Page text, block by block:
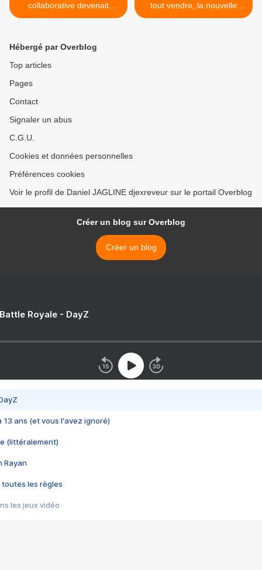
collaborative devenait
coopérative, la récupération
tout vendre, la nouvelle
arme de consommation
Hébergé par Overblog
Top articles
Pages
Contact
Signaler un abus
C.G.U.
Cookies et données personnelles
Préférences cookies
Voir le profil de Daniel JAGLINE djexreveur sur le portail Overblog
Créer un blog sur Overblog
Créer un blog
Royale - DayZ
13 ans (et vous l'avez ignoré)
(littéralement)
Rayan
toutes les règles
les jeux vidéo